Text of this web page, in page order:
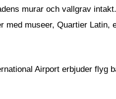
murar och vallgrav
med museer, Quartier Latin,
Airport erbjuder flyg